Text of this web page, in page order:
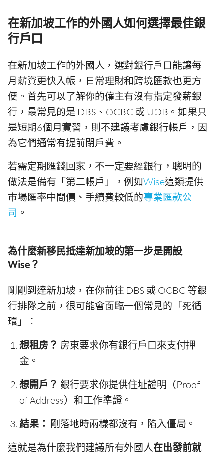
在新加坡工作的外國人如何選擇最佳銀
行戶口
在新加坡工作的外國人，選對銀行戶口能讓每
月薪資更快入帳，日常理財和跨境匯款也更方
便。首先可以了解你的僱主有沒有指定發薪銀
行，最常見的是 DBS、OCBC 或 UOB。如果只
是短期6個月實習，則不建議考慮銀行帳戶，因
為它們通常有提前閉戶費。
若需定期匯錢回家，不一定要經銀行，聰明的
做法是備有「第二帳戶」，例如Wise這類提供
市場匯率中間價、手續費較低的專業匯款公
司 。
為什麼新移民抵達新加坡的第一步是開設
Wise？
剛剛到達新加坡，在你前往 DBS 或 OCBC 等銀
行排隊之前，很可能會面臨一個常見的「死循
環」：
想租房？ 房東要求你有銀行戶口來支付押
金。
想開戶？ 銀行要求你提供住址證明（Proof
of Address）和工作準證。
結果： 剛落地時兩樣都沒有，陷入僵局。
這就是為什麼我們建議所有外國人在出發前就